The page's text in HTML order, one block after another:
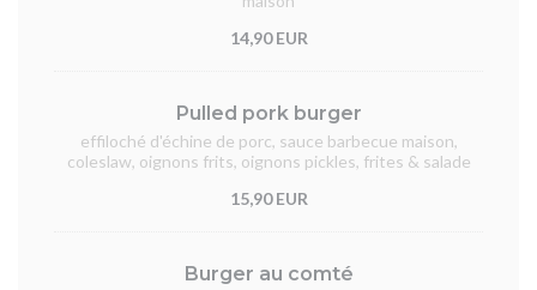
14,90 EUR
Pulled pork burger
effiloché d'échine de porc, sauce barbecue maison,
coleslaw, oignons frits, oignons pickles, frites & salade
15,90 EUR
Burger au comté